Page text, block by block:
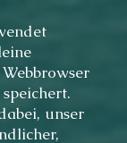
unser